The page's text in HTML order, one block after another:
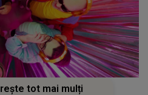
tot mai mulți